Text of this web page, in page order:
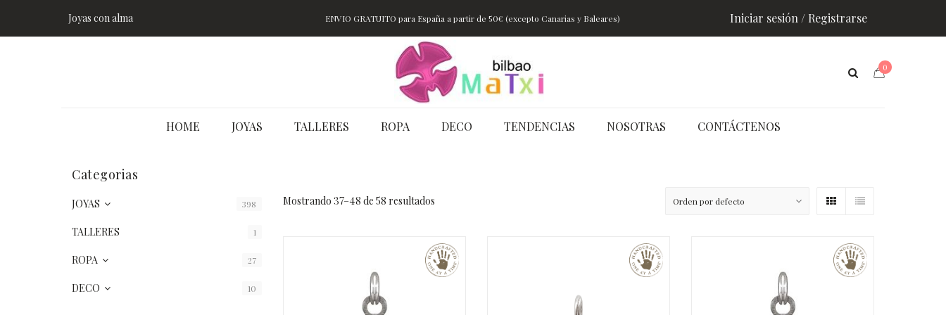
Joyas con alma ENVIO GRATUITO para España a partir de 50€ (excepto Canarias y Baleares) Iniciar sesión / Registrarse
0
HOME JOYAS TALLERES ROPA DECO TENDENCIAS NOSOTRAS CONTÁCTENOS
Mostrando 37–48 de 58 resultados
Categorias
JOYAS 398
TALLERES 1
ROPA 27
DECO 10